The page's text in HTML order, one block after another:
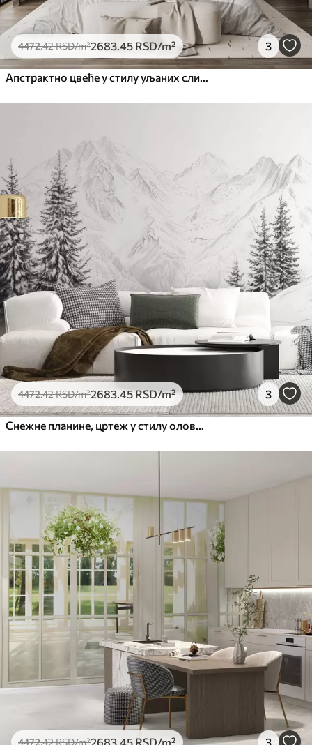
Peel and Stick
8166.674900.00RSD/m²
4472.42RSD/m²2683 .45 RSD/m² 3
4472.42RSD/m²2683 .45RSD/m² 3
4472.42RSD/m²2683 .45 RSD/m² 3